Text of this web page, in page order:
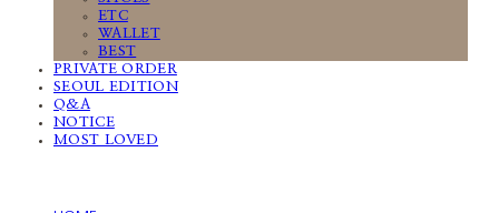
ETC
WALLET
BEST
PRIVATE ORDER
SEOUL EDITION
Q&A
NOTICE
MOST LOVED